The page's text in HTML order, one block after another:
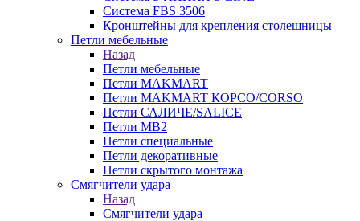
Система FBS 3506
Кронштейны для крепления столешницы
Петли мебельные
Назад
Петли мебельные
Петли MAKMART
Петли MAKMART КОРСО/CORSO
Петли САЛИЧЕ/SALICE
Петли MB2
Петли специальные
Петли декоративные
Петли скрытого монтажа
Смягчители удара
Назад
Смягчители удара